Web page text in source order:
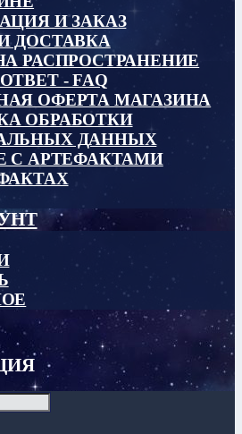
И ЗАКАЗ
ДОСТАВКА
РАСПРОСТРАНЕНИЕ
- FAQ
ОФЕРТА МАГАЗИНА
ОБРАБОТКИ
ДАННЫХ
С АРТЕФАКТАМИ